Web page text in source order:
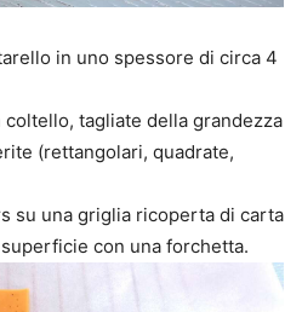
in uno spessore di circa 4
tagliate della grandezza
(rettangolari, quadrate,
su una griglia ricoperta di carta
con una forchetta.